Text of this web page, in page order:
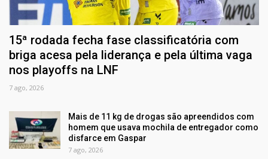
15ª rodada fecha fase classificatória com
briga acesa pela liderança e pela última vaga
nos playoffs na LNF
7 ago, 2026
Mais de 11 kg de drogas são apreendidos com
homem que usava mochila de entregador como
disfarce em Gaspar
7 ago, 2026